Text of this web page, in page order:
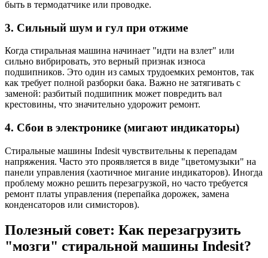
сильно вибрировать, это верный признак износа
подшипников. Это один из самых трудоемких ремонтов, так
как требует полной разборки бака. Важно не затягивать с
заменой: разбитый подшипник может повредить вал
крестовины, что значительно удорожит ремонт.
напряжения. Часто это проявляется в виде "цветомузыки" на
панели управления (хаотичное мигание индикаторов). Иногда
проблему можно решить перезагрузкой, но часто требуется
ремонт платы управления (перепайка дорожек, замена
конденсаторов или симисторов).
"мозги" стиральной машины Indesit?